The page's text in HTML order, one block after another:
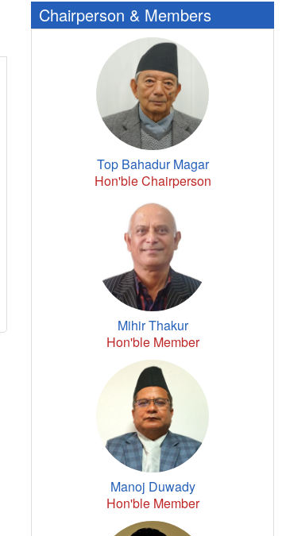
Annual Report FY 2081/82 Submission to Rt.
President of Nepal Mr. Ramchandra Paudel
Chairperson & Members
Top Bahadur Magar
Hon'ble Chairperson
Mihir Thakur
Hon'ble Member
Manoj Duwady
Hon'ble Member